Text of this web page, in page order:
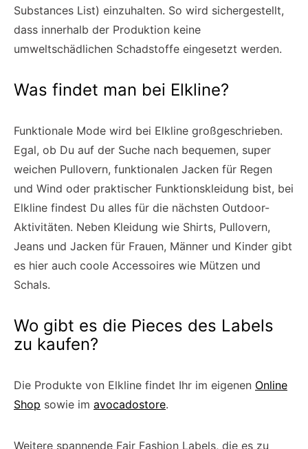
Substances List) einzuhalten. So wird sichergestellt,
dass innerhalb der Produktion keine
umweltschädlichen Schadstoffe eingesetzt werden.
Was findet man bei Elkline?
Funktionale Mode wird bei Elkline großgeschrieben.
Egal, ob Du auf der Suche nach bequemen, super
weichen Pullovern, funktionalen Jacken für Regen
und Wind oder praktischer Funktionskleidung bist, bei
Elkline findest Du alles für die nächsten Outdoor-
Aktivitäten. Neben Kleidung wie Shirts, Pullovern,
Jeans und Jacken für Frauen, Männer und Kinder gibt
es hier auch coole Accessoires wie Mützen und
Schals.
Wo gibt es die Pieces des Labels
zu kaufen?
Die Produkte von Elkline findet Ihr im eigenen Online
Shop sowie im avocadostore.
Weitere spannende Fair Fashion Labels, die es zu